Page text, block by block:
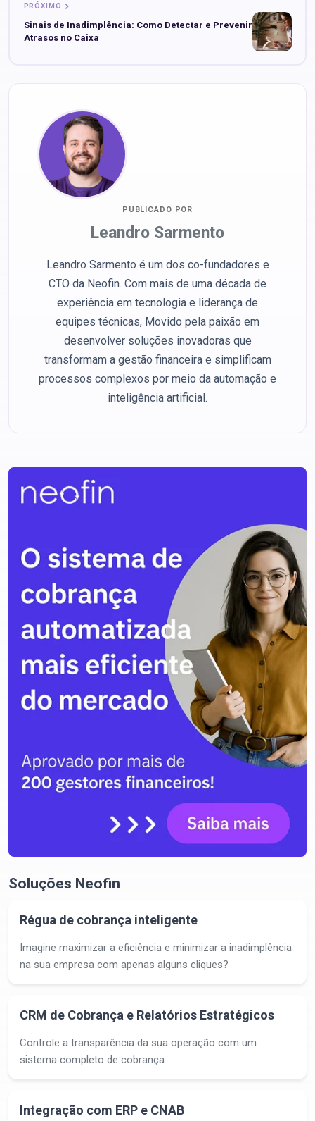
PRÓXIMO
Sinais de Inadimplência: Como Detectar e Prevenir
Atrasos no Caixa
PUBLICADO POR
Leandro Sarmento
Leandro Sarmento é um dos co-fundadores e
CTO da Neofin. Com mais de uma década de
experiência em tecnologia e liderança de
equipes técnicas, Movido pela paixão em
desenvolver soluções inovadoras que
transformam a gestão financeira e simplificam
processos complexos por meio da automação e
inteligência artificial.
Soluções Neofin
Régua de cobrança inteligente
Imagine maximizar a eficiência e minimizar a inadimplência
na sua empresa com apenas alguns cliques?
CRM de Cobrança e Relatórios Estratégicos
Controle a transparência da sua operação com um
sistema completo de cobrança.
Integração com ERP e CNAB